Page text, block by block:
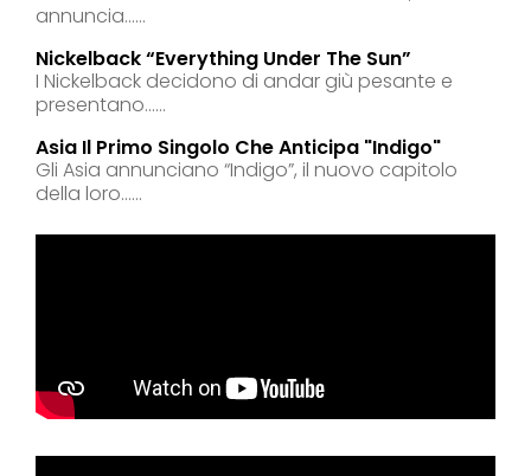
annuncia......
Nickelback “everything Under The Sun”
I Nickelback decidono di andar giù pesante e
presentano......
Asia Il Primo Singolo Che Anticipa "indigo"
Gli Asia annunciano “Indigo”, il nuovo capitolo
della loro......